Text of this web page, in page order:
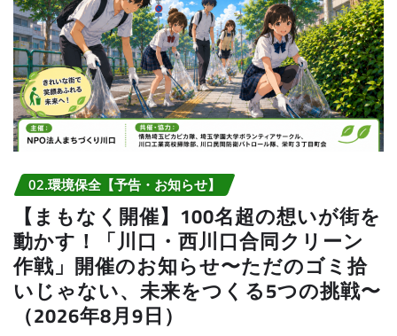
02.環境保全【予告・お知らせ】
【まもなく開催】100名超の想いが街を
動かす！「川口・西川口合同クリーン
作戦」開催のお知らせ〜ただのゴミ拾
いじゃない、未来をつくる5つの挑戦〜
（2026年8月9日）